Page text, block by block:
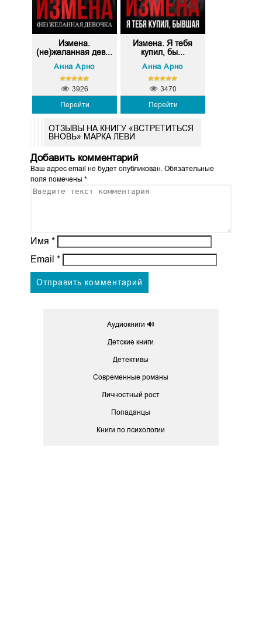
Измена.
(не)желанная дев...
Анна Арно
Перейти
3926
Измена. Я тебя
купил, бы...
Анна Арно
Перейти
3470
ОТЗЫВЫ НА КНИГУ «ВСТРЕТИТЬСЯ
ВНОВЬ» МАРКА ЛЕВИ
Добавить комментарий
Ваш адрес email не будет опубликован.Обязательные
поля помечены *
Имя *
Email *
Аудиокниги 🔊
Детские книги
Детективы
Современные романы
Личностный рост
Попаданцы
Книги по психологии